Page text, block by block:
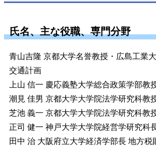
氏名、主な役職、専門分野
青山吉隆 京都大学名誉教授・広島工業
交通計画
上山 信一 慶応義塾大学総合政策学部教
潮見 佳男 京都大学大学院法学研究科教
芝池 義一 京都大学大学院法学研究科教
正司 健一 神戸大学大学院経営学研究科
田中 治 大阪府立大学経済学部長 地方税